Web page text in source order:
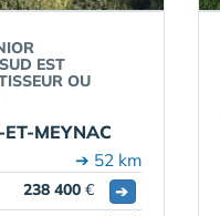
EST
OU
MEYNAC
➔ 52 km
238 400 €
➔